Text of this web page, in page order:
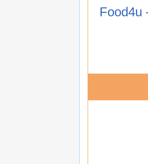
Food4u